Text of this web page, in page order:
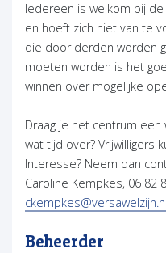
Iedereen is welkom bij
en hoeft zich niet van te
die door derden worden
moeten worden is het
winnen over mogelijke
Draag je het centrum
wat tijd over? Vrijwilligers
Interesse? Neem dan
Caroline Kempkes, 06 82
ckempkes@versawelzijn.nl
Beheerder